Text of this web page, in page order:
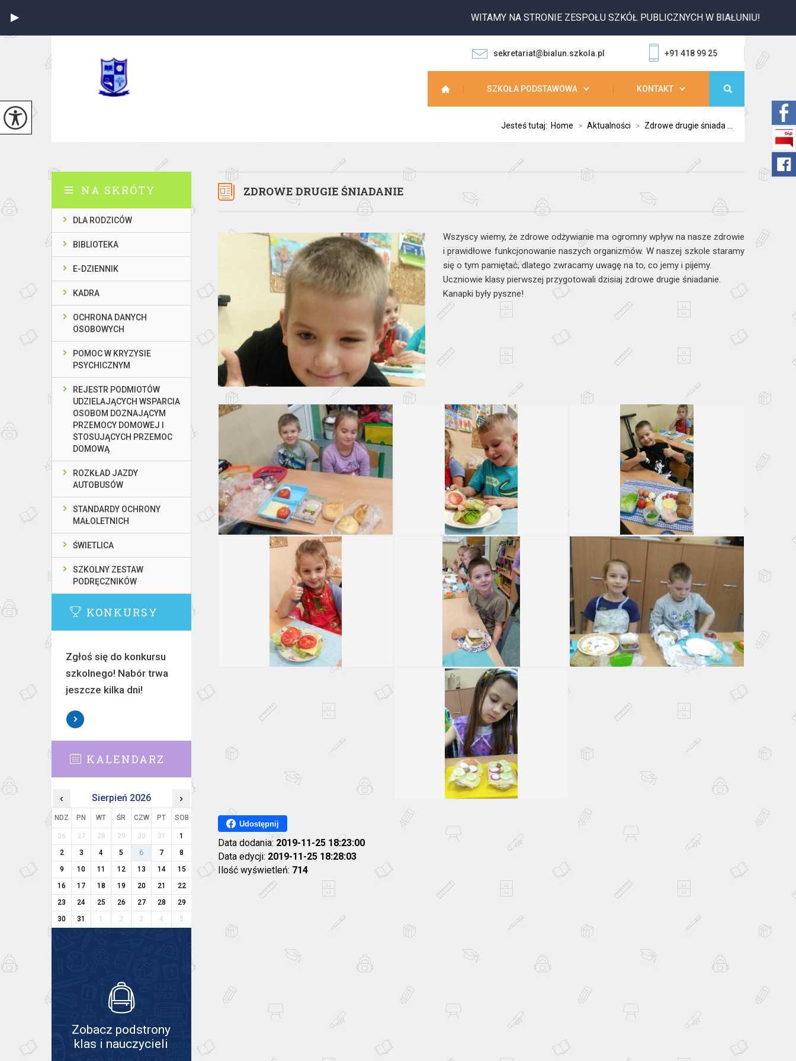
WITAMY NA STRONIE ZESPOŁU SZKÓŁ PUBLICZNYCH W BIAŁUNIU!
sekretariat@bialun.szkola.pl +91 418 99 25
SZKOŁA PODSTAWOWA KONTAKT
Jesteś tutaj: Home > Aktualności > Zdrowe drugie śniada ...
ZDROWE DRUGIE ŚNIADANIE
Wszyscy wiemy, że zdrowe odżywianie ma ogromny wpływ na nasze zdrowie
i prawidłowe funkcjonowanie naszych organizmów. W naszej szkole staramy
się o tym pamiętać, dlatego zwracamy uwagę na to, co jemy i pijemy.
Uczniowie klasy pierwszej przygotowali dzisiaj zdrowe drugie śniadanie.
Kanapki były pyszne!
Udostępnij
Data dodania: 2019-11-25 18:23:00
Data edycji: 2019-11-25 18:28:03
Ilość wyświetleń: 714
NA SKRÓTY
DLA RODZICÓW
BIBLIOTEKA
E-DZIENNIK
KADRA
OCHRONA DANYCH
OSOBOWYCH
POMOC W KRYZYSIE
PSYCHICZNYM
REJESTR PODMIOTÓW
UDZIELAJĄCYCH WSPARCIA
OSOBOM DOZNAJĄCYM
PRZEMOCY DOMOWEJ I
STOSUJĄCYCH PRZEMOC
DOMOWĄ
ROZKŁAD JAZDY
AUTOBUSÓW
STANDARDY OCHRONY
MAŁOLETNICH
ŚWIETLICA
SZKOLNY ZESTAW
PODRĘCZNIKÓW
KONKURSY
Zgłoś się do konkursu
szkolnego! Nabór trwa
jeszcze kilka dni!
KALENDARZ
‹ Sierpień 2026 ›
NDZ PN WT ŚR CZW PT SOB
26 27 28 29 30 31
1
2
3 4 5 6 7
8
9
10 11 12 13 14
15
16
17 18 19 20 21
22
23
24 25 26 27 28
29
30
31 1 2 3 4 5
Zobacz podstrony
klas i nauczycieli